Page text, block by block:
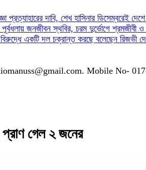
প্রত্যাহারের দাবি, শেখ হাসিনার ডিসেম্বরেই
পূর্বধলায় জনজীবন স্থবির, চরম দুর্ভোগে শ্রমজীবী ও
একটি দল চক্রান্ত করছে বলেছেন রিজভী
Mobile No-
প্রাণ গেল ২ জনের